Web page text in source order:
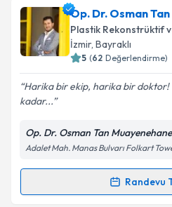
Op. Dr. Osman Tan
Plastik Rekonstrüktif
İzmir, Bayraklı
5 (62 Değerlendirme)
Harika bir ekip, harika bir doktor!
kadar...
Op. Dr. Osman Tan
Adalet Mah. Manas Bulvarı Folkart
Randevu
Randevu Takvimi